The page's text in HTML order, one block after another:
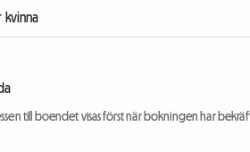
kvinna
till boendet visas först när bokningen har